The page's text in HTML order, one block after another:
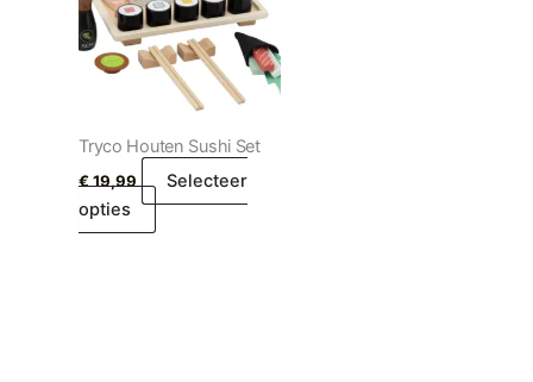
Tryco Houten Sushi Set
€19,99
Selecteer
opties